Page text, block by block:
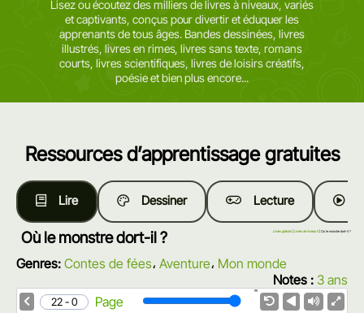
Lisez ou écoutez des milliers de livres à niveaux, variés
et captivants, conçus pour divertir et éduquer les
apprenants de tous âges. Bandes dessinées, livres
illustrés, livres en rimes, livres sans texte, romans
courts, livres scientifiques, livres de loisirs créatifs,
poésie et bien plus encore...
Ressources d’apprentissage gratuites
Lire Dessiner Lecture
Où le monstre dort-il ? Livres gratuits Livres de niveau 5 | Où le monstre dort-il ?
Genres: Contes de fées، Aventure، Mon monde
Notes : 3 ans
1.0X
Page
0 - 22